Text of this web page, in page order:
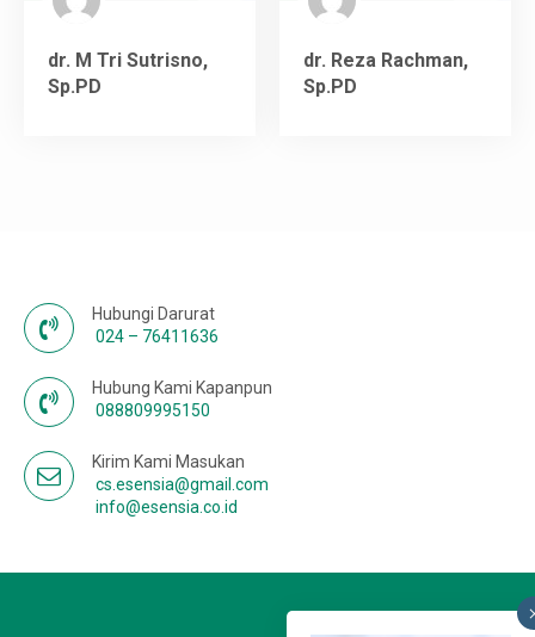
Informasi
Kontak
dr. M Tri Sutrisno,
Sp.PD
dr. Reza Rachman,
Sp.PD
Hubungi Darurat
024 – 76411636
Hubung Kami Kapanpun
088809995150
Kirim Kami Masukan
cs.esensia@gmail.com
info@esensia.co.id